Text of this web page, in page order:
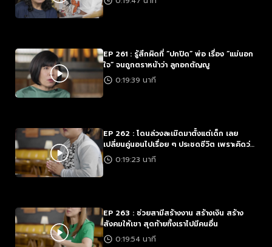
EP 261 : รู้สึกผิดที่ “ปกปิด” พ่อ เรื่อง “แม่นอก
ใจ” จนถูกตราหน้าว่า ลูกอกตัญญู
0:19:39 นาที
EP 262 : โดนล่วงละเมิดมาตั้งแต่เด็ก เลย
เปลี่ยนคู่นอนไปเรื่อย ๆ ประชดชีวิต เพราะคิดว่า
ไม่มีอะไรจะเสีย
0:19:23 นาที
EP 263 : ช่วยสามีสร้างงาน สร้างเงิน สร้าง
สังคมให้เขา สุดท้ายทิ้งเราไปมีคนอื่น
0:19:54 นาที